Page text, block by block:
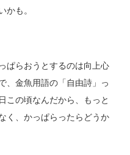
も。
ぱらおうとするのは向上心
、金魚用語の「自由詩」っ
この頃なんだから、もっと
く、かっぱらったらどうか